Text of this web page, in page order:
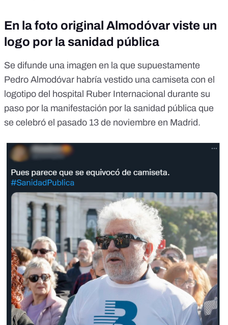
En la foto original Almodóvar viste un
logo por la sanidad pública
Se difunde una imagen en la que supuestamente
Pedro Almodóvar habría vestido una camiseta con el
logotipo del hospital Ruber Internacional durante su
paso por la manifestación por la sanidad pública que
se celebró el pasado 13 de noviembre en Madrid.